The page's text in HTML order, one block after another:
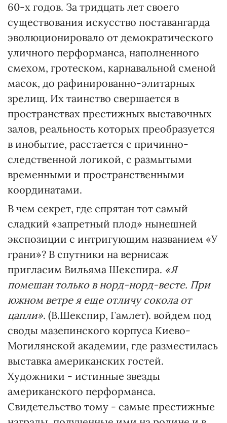
60-х годов. За тридцать лет своего
существования искусство поставангарда
эволюционировало от демократического
уличного перформанса, наполненного
смехом, гротеском, карнавальной сменой
масок, до рафинированно-элитарных
зрелищ. Их таинство свершается в
пространствах престижных выставочных
залов, реальность которых преобразуется
в инобытие, расстается с причинно-
следственной логикой, с размытыми
временными и пространственными
координатами.
В чем секрет, где спрятан тот самый
сладкий «запретный плод» нынешней
экспозиции с интригующим названием «У
грани»? В спутники на вернисаж
пригласим Вильяма Шекспира. «Я
помешан только в норд-норд-весте. При
южном ветре я еще отличу сокола от
цапли». (В.Шекспир, Гамлет). войдем под
своды мазепинского корпуса Киево-
Могилянской академии, где разместилась
выставка американских гостей.
Художники - истинные звезды
американского перформанса.
Свидетельство тому - самые престижные